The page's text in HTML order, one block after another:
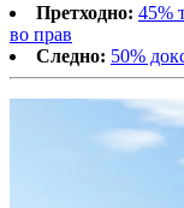
Претходно: 45%
во прав
Следно: 50%